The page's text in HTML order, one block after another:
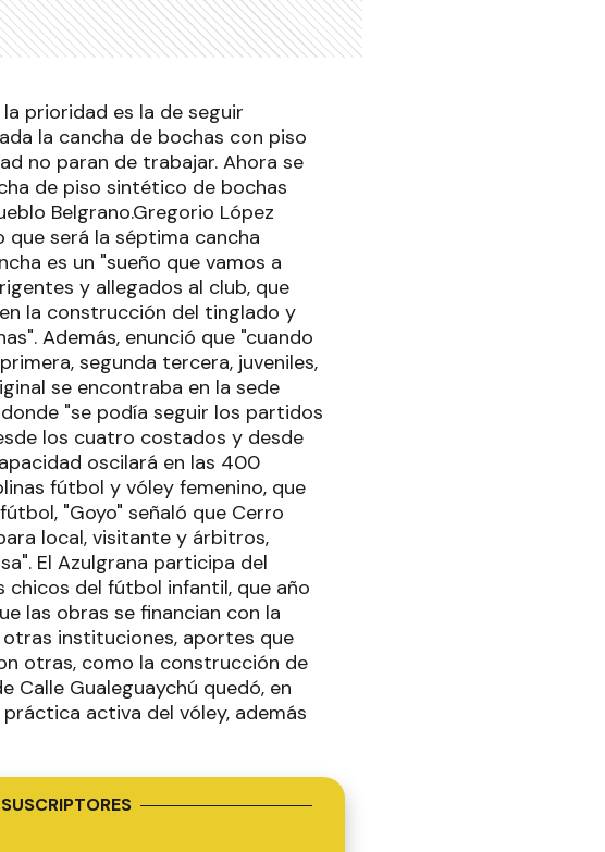
prioridad es la de seguir
la cancha de bochas con piso
no paran de trabajar. Ahora se
de piso sintético de bochas
Belgrano.Gregorio López
será la séptima cancha
es un "sueño que vamos a
y allegados al club, que
la construcción del tinglado y
Además, enunció que "cuando
segunda tercera, juveniles,
se encontraba en la sede
"se podía seguir los partidos
los cuatro costados y desde
oscilará en las 400
fútbol y vóley femenino, que
"Goyo" señaló que Cerro
local, visitante y árbitros,
El Azulgrana participa del
chicos del fútbol infantil, que año
las obras se financian con la
instituciones, aportes que
otras, como la construcción de
Calle Gualeguaychú quedó, en
activa del vóley, además